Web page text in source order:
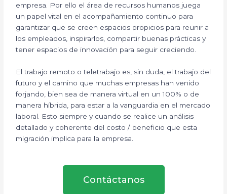
empresa. Por ello el área de recursos humanos juega
un papel vital en el acompañamiento continuo para
garantizar que se creen espacios propicios para reunir a
los empleados, inspirarlos, compartir buenas prácticas y
tener espacios de innovación para seguir creciendo.
El trabajo remoto o teletrabajo es, sin duda, el trabajo del
futuro y el camino que muchas empresas han venido
forjando, bien sea de manera virtual en un 100% o de
manera híbrida, para estar a la vanguardia en el mercado
laboral. Esto siempre y cuando se realice un análisis
detallado y coherente del costo / beneficio que esta
migración implica para la empresa.
Contáctanos